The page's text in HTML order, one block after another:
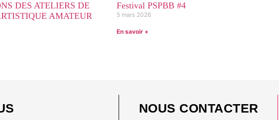
DES ATELIERS DE
AMATEUR
Festival PSPBB #4
5 mars 2026
En savoir +
NOUS CONTACTER